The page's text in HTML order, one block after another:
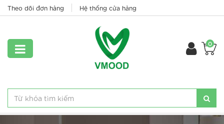
Theo dõi đơn hàng Hệ thống cửa hàng
0